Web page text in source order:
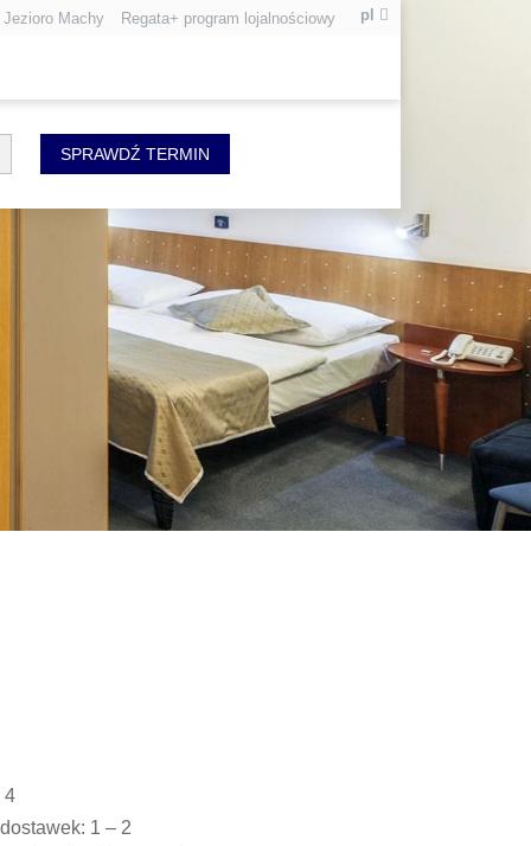
Machy Regata+ program lojalnościowy pl
SPRAWDŹ TERMIN
4
1 – 2